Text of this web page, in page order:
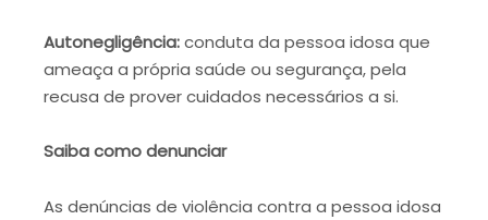
Autonegligência:conduta da pessoa idosa que
ameaça a própria saúde ou segurança, pela
recusa de prover cuidados necessários a si.
Saiba como denunciar
As denúncias de violência contra a pessoa idosa